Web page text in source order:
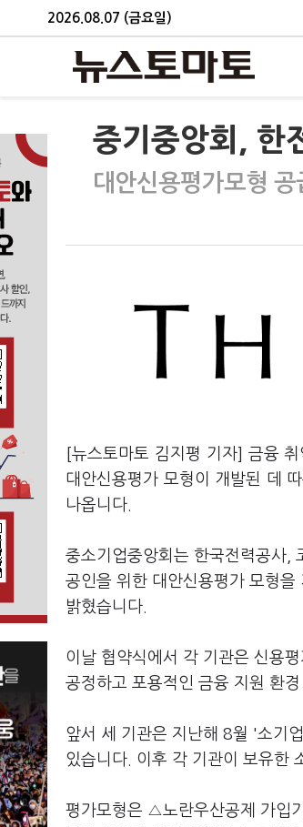
2026.08.07 (금요일)
중기중앙회, 한
대안신용평가모형
[뉴스토마토 김지평 기자] 금융
대안신용평가 모형이 개발된 데
나옵니다.
중소기업중앙회는 한국전력공사,
공인을 위한 대안신용평가 모형
밝혔습니다.
이날 협약식에서 각 기관은 신용
공정하고 포용적인 금융 지원 환
앞서 세 기관은 지난해 8월 '소기
있습니다. 이후 각 기관이 보유한
평가모형은 △노란우산공제 가입